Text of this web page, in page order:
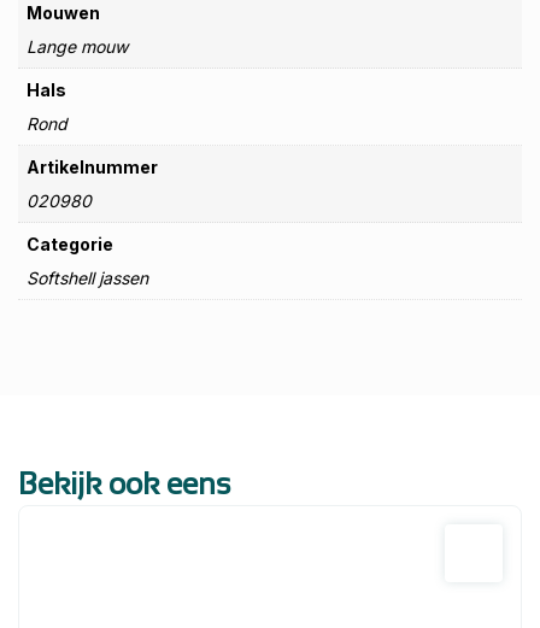
Mouwen
Lange mouw
Hals
Rond
Artikelnummer
020980
Categorie
Softshell jassen
Bekijk ook eens